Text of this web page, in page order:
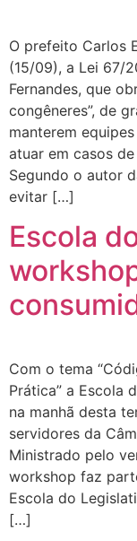
O prefeito Carlos
(15/09), a Lei 67/
Fernandes, que
congêneres”, de
manterem
atuar em casos
Segundo o autor
evitar […]
Escola
Com o tema
Prática” a Escola
na manhã desta
servidores da
Ministrado pelo
workshop faz
Escola do
[…]